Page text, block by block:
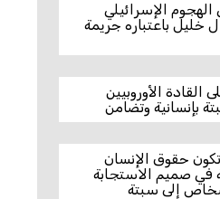
الإسرائيلي
خليل باعتباره جريمة
القادة الأوروبيين
بإنسانية وتضامن
حقوق الإنسان
في صميم الاستجابة
إلى سبتة